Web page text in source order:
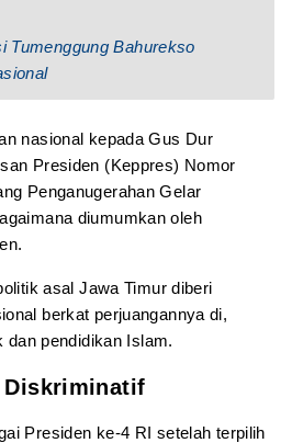
Tumenggung Bahurekso
nasional kepada Gus Dur
Presiden (Keppres) Nomor
Penganugerahan Gelar
diumumkan oleh
asal Jawa Timur diberi
berkat perjuangannya di,
dan pendidikan Islam.
Diskriminatif
Presiden ke-4 RI setelah terpilih